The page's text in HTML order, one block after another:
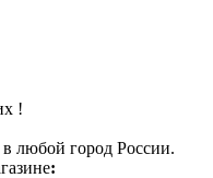
!
любой город России.
: